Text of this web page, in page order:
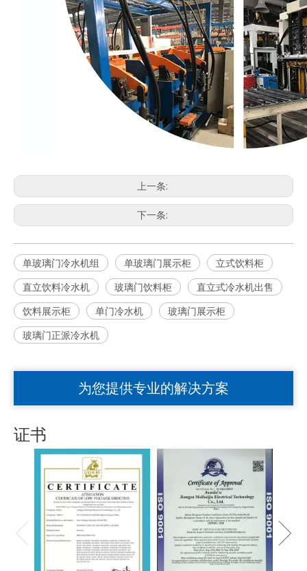
上一条:
下一条:
单玻璃门冷水机组 单玻璃门展示柜
立式饮料柜
直立饮料冷水机
玻璃门饮料柜
直立式冷水机出售
饮料展示柜
单门冷水机
玻璃门展示柜
玻璃门正派冷水机
为您提供专业的解决方案
证书